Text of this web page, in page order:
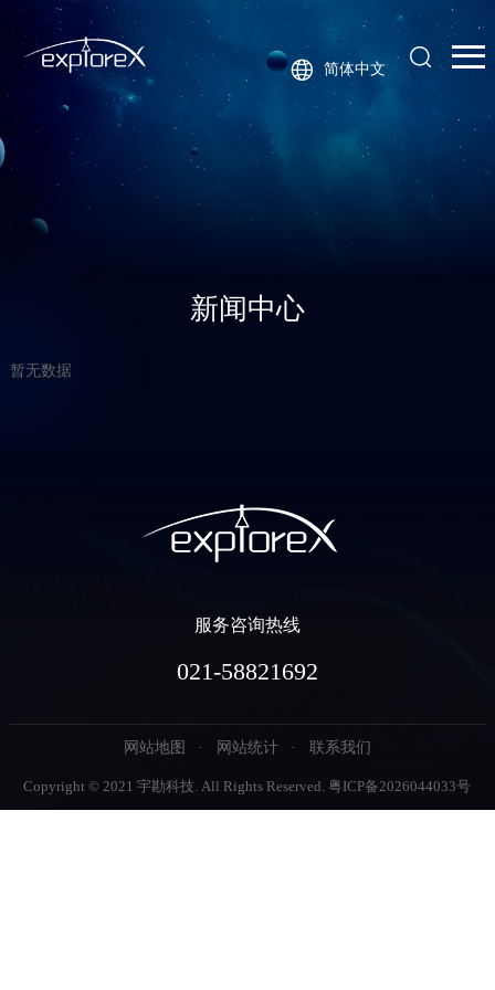
简体中文
新闻中心
暂无数据
服务咨询热线
021-58821692
网站地图 网站统计 联系我们
Copyright © 2021 宇勘科技. All Rights Reserved.粤ICP备2026044033号